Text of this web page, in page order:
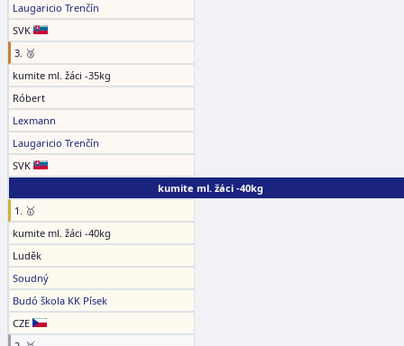
Laugaricio Trenčín
SVK
3. 🥉
kumite ml. žáci -35kg
Róbert
Lexmann
Laugaricio Trenčín
SVK
kumite ml. žáci -40kg
1. 🥇
kumite ml. žáci -40kg
Luděk
Soudný
Budó škola KK Písek
CZE